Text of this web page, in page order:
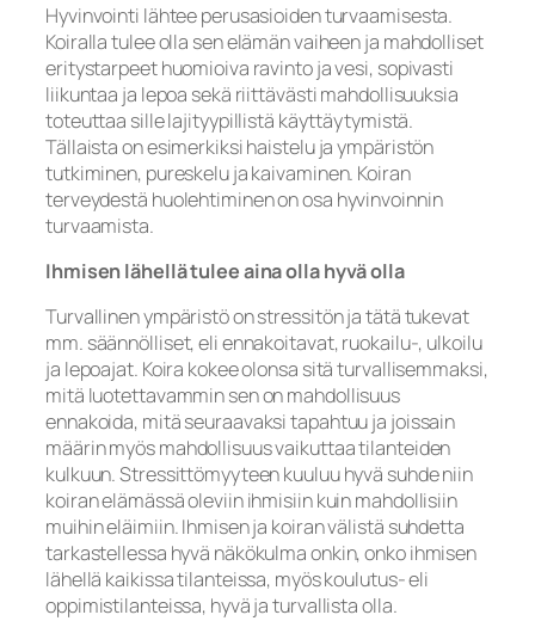
Hyvinvointi lähtee perusasioiden turvaamisesta.
Koiralla tulee olla sen elämän vaiheen ja mahdolliset
eritystarpeet huomioiva ravinto ja vesi, sopivasti
liikuntaa ja lepoa sekä riittävästi mahdollisuuksia
toteuttaa sille lajityypillistä käyttäytymistä.
Tällaista on esimerkiksi haistelu ja ympäristön
tutkiminen, pureskelu ja kaivaminen. Koiran
terveydestä huolehtiminen on osa hyvinvoinnin
turvaamista.
Ihmisen lähellä tulee aina olla hyvä olla
Turvallinen ympäristö on stressitön ja tätä tukevat
mm. säännölliset, eli ennakoitavat, ruokailu-, ulkoilu
ja lepoajat. Koira kokee olonsa sitä turvallisemmaksi,
mitä luotettavammin sen on mahdollisuus
ennakoida, mitä seuraavaksi tapahtuu ja joissain
määrin myös mahdollisuus vaikuttaa tilanteiden
kulkuun. Stressittömyyteen kuuluu hyvä suhde niin
koiran elämässä oleviin ihmisiin kuin mahdollisiin
muihin eläimiin. Ihmisen ja koiran välistä suhdetta
tarkastellessa hyvä näkökulma onkin, onko ihmisen
lähellä kaikissa tilanteissa, myös koulutus- eli
oppimistilanteissa, hyvä ja turvallista olla.